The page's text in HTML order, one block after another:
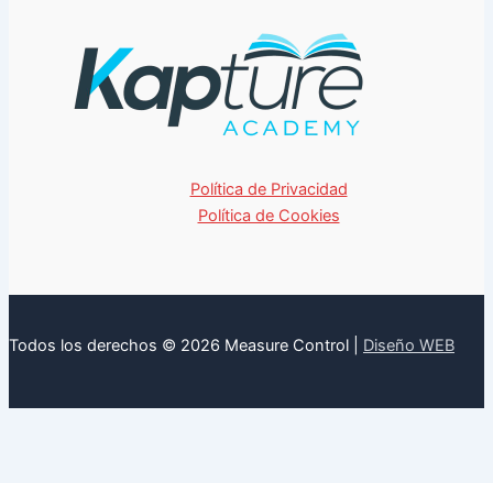
Política de Privacidad
Política de Cookies
Todos los derechos © 2026 Measure Control | Diseño WEB